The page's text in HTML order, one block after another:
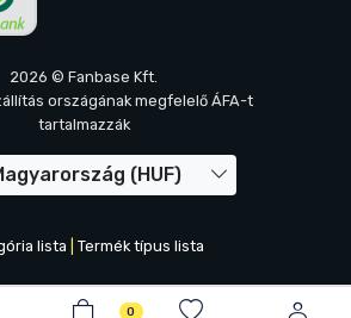
0
2026 © Fanbase Kft.
országának megfelelő ÁFA-t
tartalmazzák
(HUF)
lista Termék típus lista